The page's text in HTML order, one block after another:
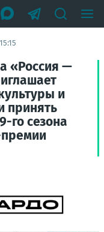
«Россия —
и
принять
го сезона